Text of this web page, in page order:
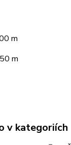
m
m
v kategoriích